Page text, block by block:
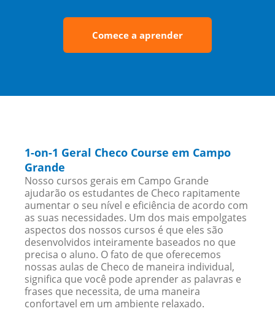
Comece a aprender
1-on-1 Geral Checo Course em Campo
Grande
Nosso cursos gerais em Campo Grande
ajudarão os estudantes de Checo rapitamente
aumentar o seu nível e eficiência de acordo com
as suas necessidades. Um dos mais empolgates
aspectos dos nossos cursos é que eles são
desenvolvidos inteiramente baseados no que
precisa o aluno. O fato de que oferecemos
nossas aulas de Checo de maneira individual,
significa que você pode aprender as palavras e
frases que necessita, de uma maneira
confortavel em um ambiente relaxado.